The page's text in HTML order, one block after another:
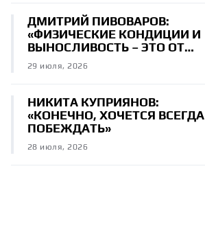
ДМИТРИЙ ПИВОВАРОВ:
«ФИЗИЧЕСКИЕ КОНДИЦИИ И
ВЫНОСЛИВОСТЬ – ЭТО ОТ
РОДИТЕЛЕЙ»
29 июля, 2026
НИКИТА КУПРИЯНОВ:
«КОНЕЧНО, ХОЧЕТСЯ ВСЕГДА
ПОБЕЖДАТЬ»
28 июля, 2026